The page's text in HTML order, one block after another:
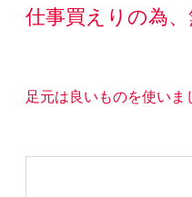
仕事買えりの為、
足元は良いものを使い